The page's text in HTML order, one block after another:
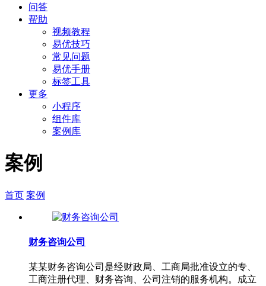
问答
帮助
视频教程
易优技巧
常见问题
易优手册
标签工具
更多
小程序
组件库
案例库
案例
首页 案例
财务咨询公司
某某财务咨询公司是经财政局、工商局批准设立的专、
工商注册代理、财务咨询、公司注销的服务机构。成立